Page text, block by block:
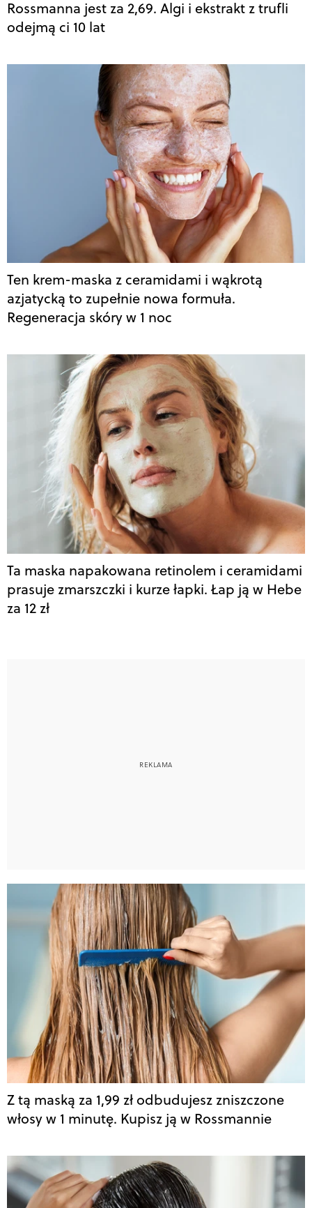
Rossmanna jest za 2,69. Algi i ekstrakt z trufli
odejmą ci 10 lat
Ten krem-maska z ceramidami i wąkrotą
azjatycką to zupełnie nowa formuła.
Regeneracja skóry w 1 noc
Ta maska napakowana retinolem i ceramidami
prasuje zmarszczki i kurze łapki. Łap ją w Hebe
za 12 zł
Z tą maską za 1,99 zł odbudujesz zniszczone
włosy w 1 minutę. Kupisz ją w Rossmannie